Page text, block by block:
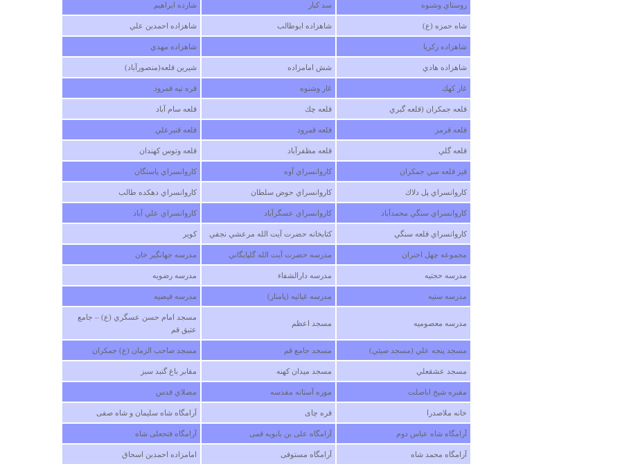
دربارهقلعه بردوك
قلعه ي بردوك و قلعه ي برده سور در دوره ي سده سوم
حكومت صفوي متعلق به شاه محمد بيگ برادوستي از
سه شنبه ۲۵ اسفند ۱۳۹۴ ساعت ۱۷:۵۸:۳۲
روستای سر سبز در دل کوهستان
چهارشنبه ۲۶ فروردين ۱۳۹۴ ساعت ۱۹:۴۰:۱۳
دربارهقلعه گلاب، گل و ده مرد
همه ايران سراى من است آدم با خواندن هر يخشى از تاريخ
ايران اشك در چشمانش جمع ميشه اما بايد بدانيم همه ما
روستاي وشنوه سد كبار شازده ابراهيم
شاه حمزه (ع) شاهزاده ابوطالب شاهزاده احمدبن علي
شاهزاده زكريا شاهزاده مهدي
شاهزاده هادي شش امامزاده شيرين قلعه(منصورآباد)
غار كهك غار وشنوه قره تپه قمرود
قلعه جمكران (قلعه گبري قلعه چك قلعه سام آباد
قلعه قرمز قلعه قمرود قلعه قنبرعلي
قلعه گلي قلعه مظفرآباد قلعه وتوس كهندان
قيز قلعه سي جمكران كاروانسراي آوه كاروانسراي پاسنگان
كاروانسراي پل دلاك كاروانسراي حوض سلطان كاروانسراي دهكده طالب
كاروانسراي سنگي محمدآباد كاروانسراي عسگرآباد كاروانسراي علي آباد
كاروانسراي قلعه سنگي كتابخانه حضرت آيت الله مرعشي نجفي كوير
مجموعه چهل اختران مدرسه حضرت آيت الله گلپايگاني مدرسه جهانگير خان
مدرسه حجتيه مدرسه دارالشفاء مدرسه رضويه
مدرسه ستيه مدرسه غياثيه (پامنار) مدرسه فيضيه
مدرسه معصوميه مسجد اعظم
مسجد امام حسن عسگري (ع) – جامع
عتيق قم
مسجد پنجه علي (مسجد صيئي) مسجد جامع قم مسجد صاحب الزمان (ع) جمكران
مسجد عشقعلي مسجد ميدان كهنه مقابر باغ گنبد سبز
مقبره شيخ اباصلت موزه آستانه مقدسه مصلاي قدس
خانه ملاصدرا قره چای آرامگاه شاه سلیمان و شاه صفی
آرامگاه شاه عباس دوم آرامگاه علی بن بابویه قمی آرامگاه فتحعلی شاه
آرامگاه محمد شاه آرامگاه مستوفی امامزاده احمدبن اسحاق